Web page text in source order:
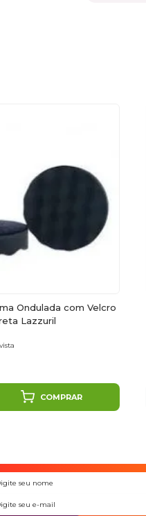
Ondulada com Velcro
Lazzuril
COMPRAR